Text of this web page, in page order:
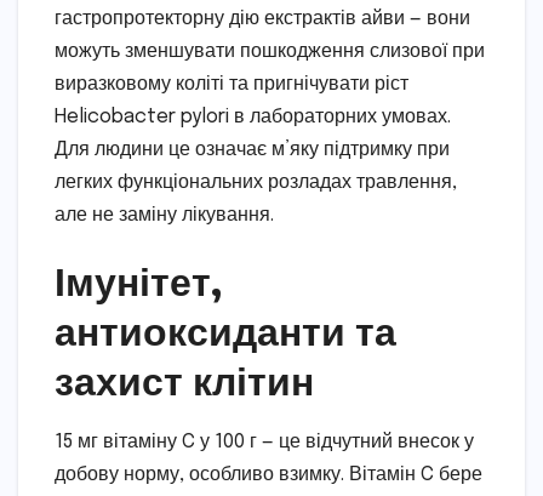
гастропротекторну дію екстрактів айви — вони
можуть зменшувати пошкодження слизової при
виразковому коліті та пригнічувати ріст
Helicobacter pylori в лабораторних умовах.
Для людини це означає м’яку підтримку при
легких функціональних розладах травлення,
але не заміну лікування.
Імунітет,
антиоксиданти та
захист клітин
15 мг вітаміну C у 100 г — це відчутний внесок у
добову норму, особливо взимку. Вітамін C бере